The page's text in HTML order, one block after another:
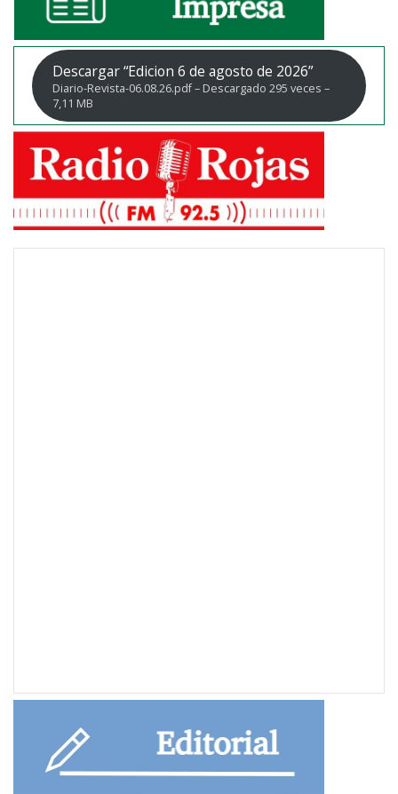
Descargar “Edicion 6 de agosto de 2026”
Diario-Revista-06.08.26.pdf – Descargado 295 veces –
7,11 MB